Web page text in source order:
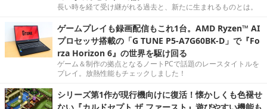
長い時を経て受け継がれる過去と、新たに生まれるものとは。
ゲームプレイも録画配信もこれ1台。AMD Ryzen™ AI
プロセッサ搭載の「G TUNE P5-A7G60BK-D」で『Fo
rza Horizon 6』の世界を駆け回る
ゲーム＆制作の拠点となるノートPCで話題のレースタイトルを
プレイ。放熱性能もチェックしました！
シリーズ第1作が現行機向けに復活！懐かしくも色褪せ